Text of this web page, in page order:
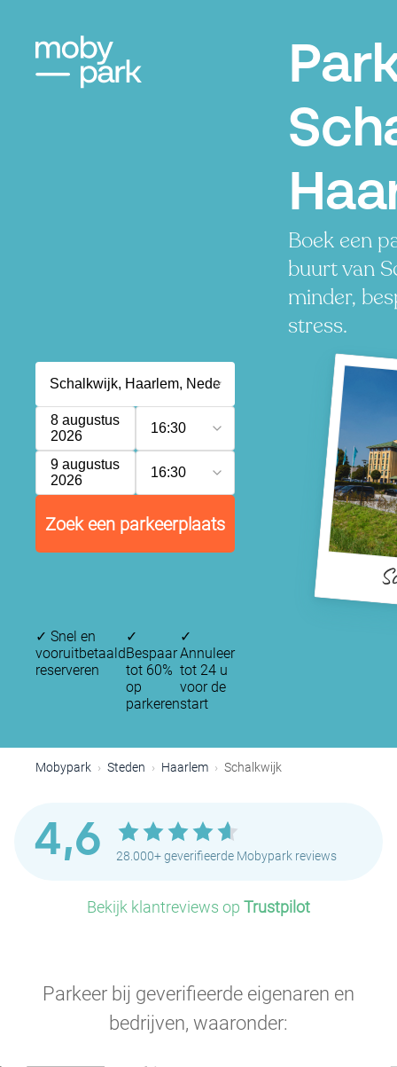
Boek een
buurt van
minder,
stress.
8 augustus
2026
16:30
9 augustus
2026
16:30
Zoek een parkeerplaats
✓ Snel en
vooruitbetaald
reserveren
✓
Bespaar
tot 60%
op
parkeren
✓
Annuleer
tot 24 u
voor de
start
Mobypark Steden Haarlem Schalkwijk
4,6 28.000+ geverifieerde Mobypark reviews
Bekijk klantreviews op Trustpilot
Parkeer bij geverifieerde eigenaren en
bedrijven, waaronder: